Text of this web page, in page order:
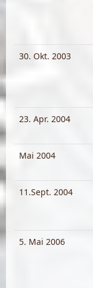
30. Okt. 2003
23. Apr. 2004
Mai 2004
11.Sept. 2004
5. Mai 2006